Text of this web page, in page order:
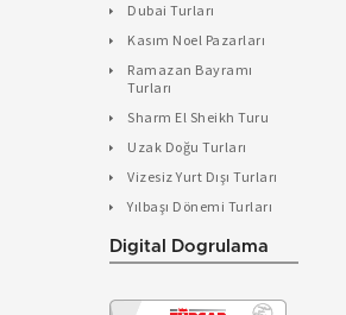
Dubai Turları
Kasım Noel Pazarları
Ramazan Bayramı
Turları
Sharm El Sheikh Turu
Uzak Doğu Turları
Vizesiz Yurt Dışı Turları
Yılbaşı Dönemi Turları
Digital Dogrulama